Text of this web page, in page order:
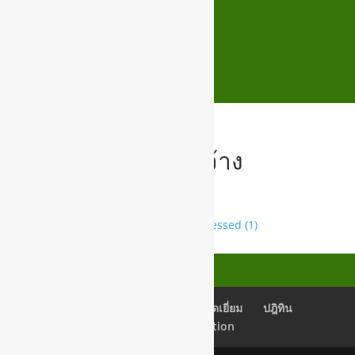
08 คู่มือจัดซื้อจัดจ้าง
คู่มือการจัดซื้อจัดจ้าง.pdf (1)_compressed (1)
สมุดเยี่ยม
ปฎิทิน
Newsletter Subscription